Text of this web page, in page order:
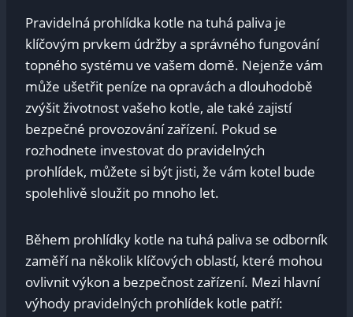
Pravidelná prohlídka kotle na tuhá paliva je
klíčovým prvkem údržby a správného fungování
topného systému ve vašem domě. Nejenže vám
může ušetřit peníze na opravách a dlouhodobě
zvýšit životnost vašeho kotle, ale také zajistí
bezpečné provozování zařízení. Pokud se
rozhodnete investovat do pravidelných
prohlídek, můžete si být jisti, že vám kotel bude
spolehlivě sloužit po mnoho let.
Během prohlídky kotle na tuhá paliva se odborník
zaměří na několik klíčových oblastí, které mohou
ovlivnit výkon a bezpečnost zařízení. Mezi hlavní
výhody pravidelných prohlídek kotle patří: